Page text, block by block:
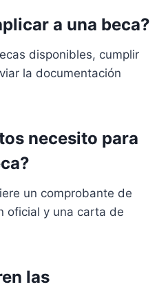
a una beca?
disponibles, cumplir
la documentación
necesito para
un comprobante de
oficial y una carta de
las